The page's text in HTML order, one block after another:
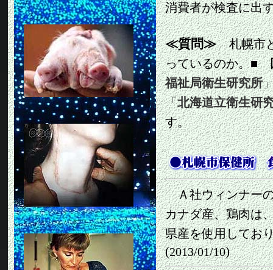
消費者が検査に出
≪質問≫札幌市
っているのか。■
福祉局衛生研究所
「北海道立衛生研
す。
Ａ社ウィンナーの
カナダ産、鶏肉は
県産を使用してお
(2013/01/10)